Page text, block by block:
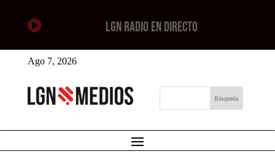
 LGN RADIO EN DIRECTO
Ago 7, 2026